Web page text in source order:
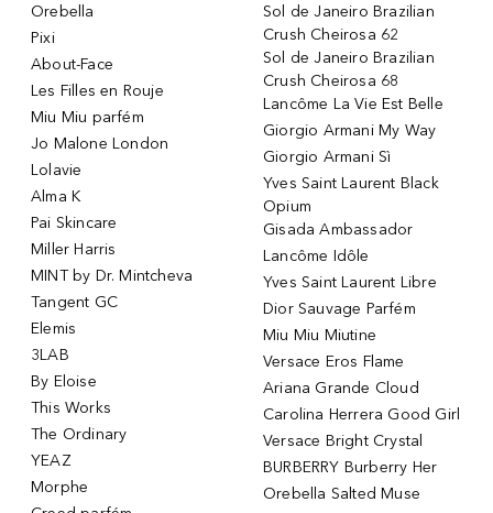
Orebella
Pixi
About-Face
Les Filles en Rouje
Miu Miu parfém
Jo Malone London
Lolavie
Alma K
Pai Skincare
Miller Harris
MINT by Dr. Mintcheva
Tangent GC
Elemis
3LAB
By Eloise
This Works
The Ordinary
YEAZ
Morphe
Sol de Janeiro Brazilian
Crush Cheirosa 62
Sol de Janeiro Brazilian
Crush Cheirosa 68
Lancôme La Vie Est Belle
Giorgio Armani My Way
Giorgio Armani Sì
Yves Saint Laurent Black
Opium
Gisada Ambassador
Lancôme Idôle
Yves Saint Laurent Libre
Dior Sauvage Parfém
Miu Miu Miutine
Versace Eros Flame
Ariana Grande Cloud
Carolina Herrera Good Girl
Versace Bright Crystal
BURBERRY Burberry Her
Orebella Salted Muse